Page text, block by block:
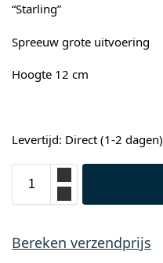
“Starling”
Spreeuw grote uitvoering
Hoogte 12 cm
Levertijd: Direct (1-2 dagen)
Bereken verzendprijs